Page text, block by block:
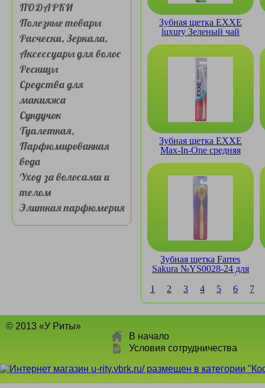
ПОДАРКИ
Полезные товары
Расчески, Зеркала,
Аксессуары для волос
Ресницы
Средства для
макияжа
Сундучок
Туалетная,
Парфюмированная
вода
Уход за волосами и
телом
Элитная парфюмерия
Зубная щетка EXXE
luxury Зеленый чай
Зубная щетка EXXE
Max-In-One средняя
Зубная щетка Farres
Sakura №YS0028-24 для
чувствительных зубов
1
2 3 4 5 6 7
© 2013 «У Риты»
В начало
Условия сотрудничества